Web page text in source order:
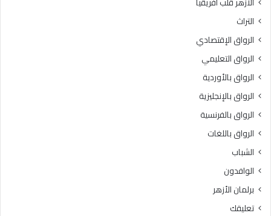
التراث
الرواق الإقتصادي
الرواق التعليمي
الرواق بالأوردية
الرواق بالإنجليزية
الرواق بالفرنسية
الرواق باللغات
الشباب
الوافدون
برلمان الأزهر
تعليقك